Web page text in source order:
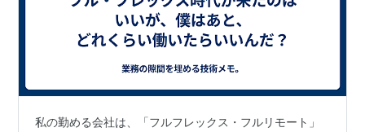
私の勤める会社は、「フルフレックス・フルリモート」